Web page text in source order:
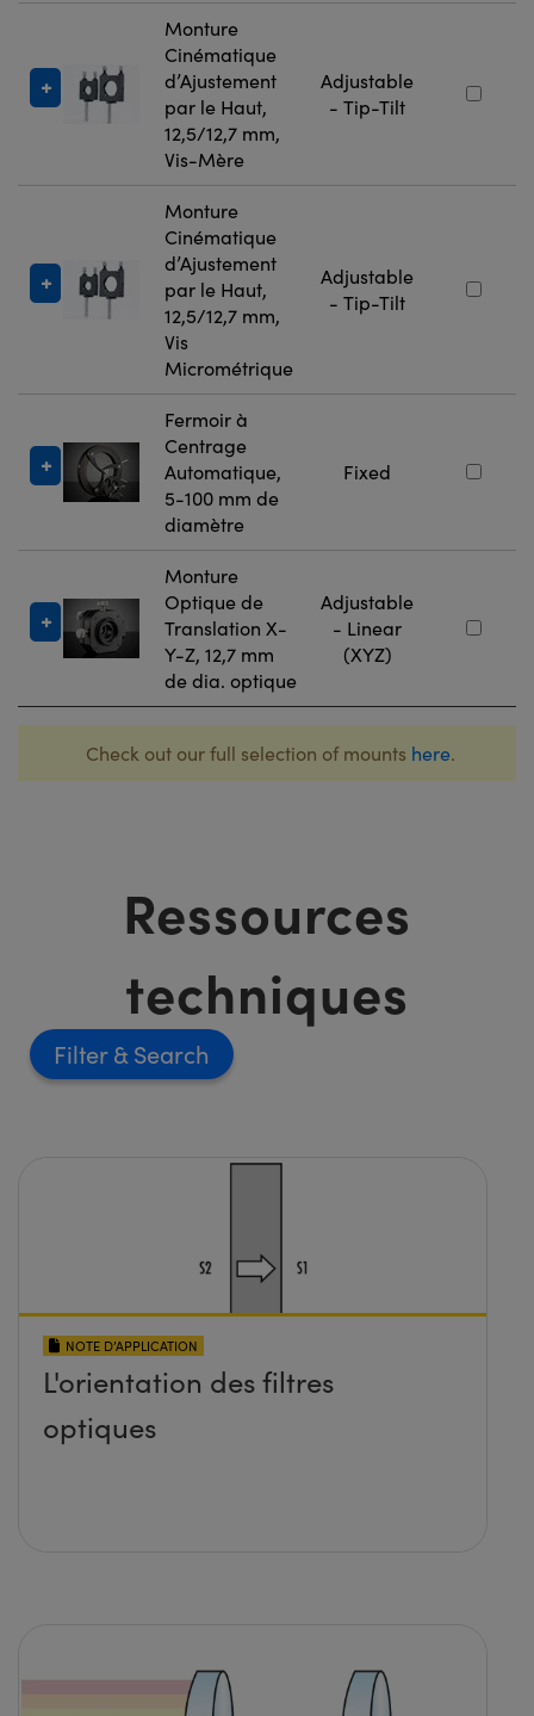
Monture
Cinématique
d’Ajustement
par le Haut,
12,5/12,7 mm,
Vis-Mère
Adjustable
- Tip-Tilt
Monture
Cinématique
d’Ajustement
par le Haut,
12,5/12,7 mm,
Vis
Micrométrique
Adjustable
- Tip-Tilt
Fermoir à
Centrage
Automatique,
5-100 mm de
diamètre
Fixed
Monture
Optique de
Translation X-
Y-Z, 12,7 mm
de dia. optique
Adjustable
- Linear
(XYZ)
Check out our full selection of mounts here.
Ressources
techniques
Filter
NOTE D’APPLICATION
L'orientation des filtres
optiques